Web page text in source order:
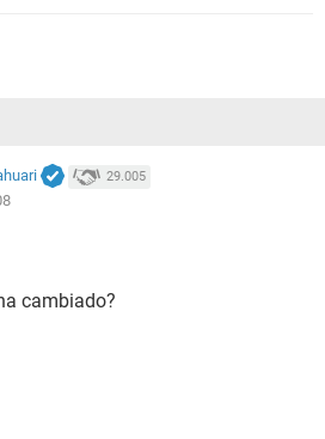
29.005
cambiado?